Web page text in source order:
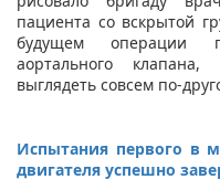
пациента со вскрытой
будущем операции
аортального клапана,
выглядеть совсем по-
Испытания первого в
двигателя успешно